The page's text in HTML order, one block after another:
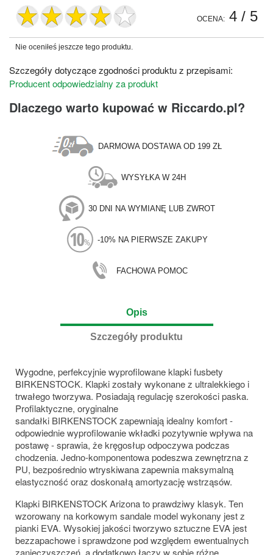
OCENA: 4 / 5
Nie oceniłeś jeszcze tego produktu.
Szczegóły dotyczące zgodności produktu z przepisami:
Producent odpowiedzialny za produkt
Dlaczego warto kupować w Riccardo.pl?
DARMOWA DOSTAWA OD 199 ZŁ
WYSYŁKA W 24H
30 DNI NA WYMIANĘ LUB ZWROT
-10% NA PIERWSZE ZAKUPY
FACHOWA POMOC
Opis
Szczegóły produktu
Wygodne, perfekcyjnie wyprofilowane klapki fusbety
BIRKENSTOCK. Klapki zostały wykonane z ultralekkiego i
trwałego tworzywa. Posiadają regulację szerokości paska.
Profilaktyczne, oryginalne
sandałki BIRKENSTOCK zapewniają idealny komfort -
odpowiednie wyprofilowanie wkładki pozytywnie wpływa na
postawę - sprawia, że kręgosłup odpoczywa podczas
chodzenia. Jedno-komponentowa podeszwa zewnętrzna z
PU, bezpośrednio wtryskiwana zapewnia maksymalną
elastyczność oraz doskonałą amortyzację wstrząsów.
Klapki BIRKENSTOCK Arizona to prawdziwy klasyk. Ten
wzorowany na korkowym sandale model wykonany jest z
pianki EVA. Wysokiej jakości tworzywo sztuczne EVA jest
bezzapachowe i sprawdzone pod względem ewentualnych
zanieczyszczeń, a dodatkowo łączy w sobie różne